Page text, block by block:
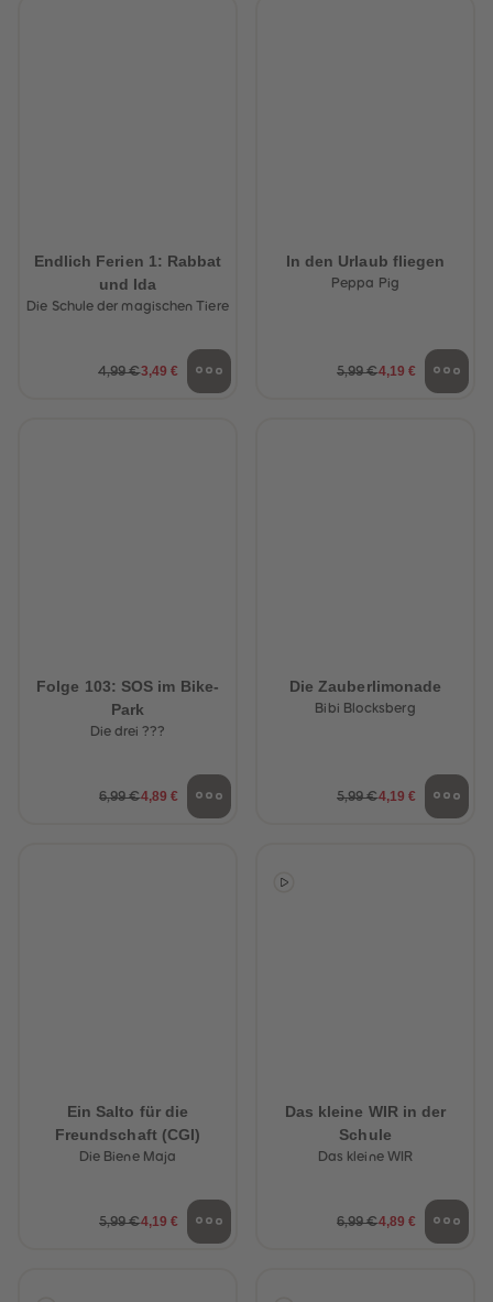
Endlich Ferien 1: Rabbat
und Ida
Die Schule der magischen Tiere
4,99 €3,49 €
In den Urlaub fliegen
Peppa Pig
5,99 €4,19 €
Folge 103: SOS im Bike-
Park
Die drei ???
6,99 €4,89 €
Die Zauberlimonade
Bibi Blocksberg
5,99 €4,19 €
Ein Salto für die
Freundschaft (CGI)
Die Biene Maja
5,99 €4,19 €
Das kleine WIR in der
Schule
Das kleine WIR
6,99 €4,89 €